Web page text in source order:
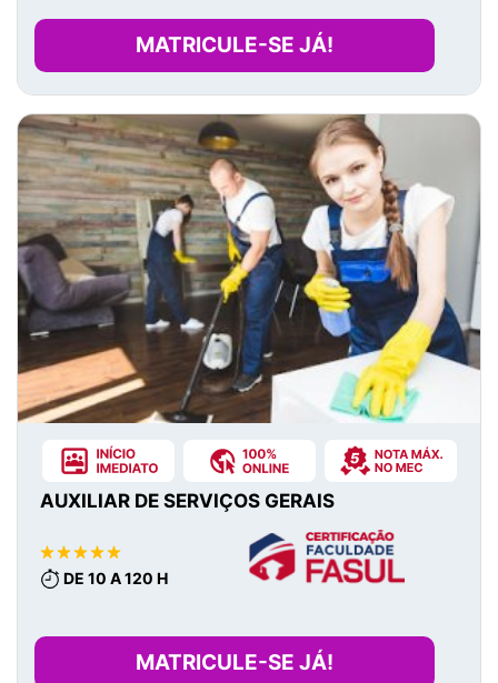
MATRICULE-SE JÁ!
AUXILIAR DE SERVIÇOS GERAIS
DE 10 A 120 H
MATRICULE-SE JÁ!